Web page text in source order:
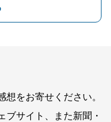
をお寄せください。
ブサイト、また新聞・